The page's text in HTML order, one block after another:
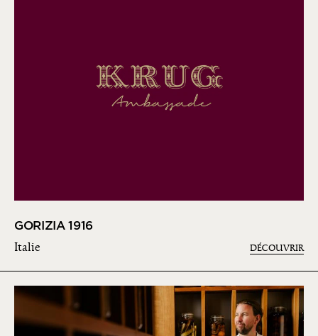
GORIZIA 1916
Italie DÉCOUVRIR